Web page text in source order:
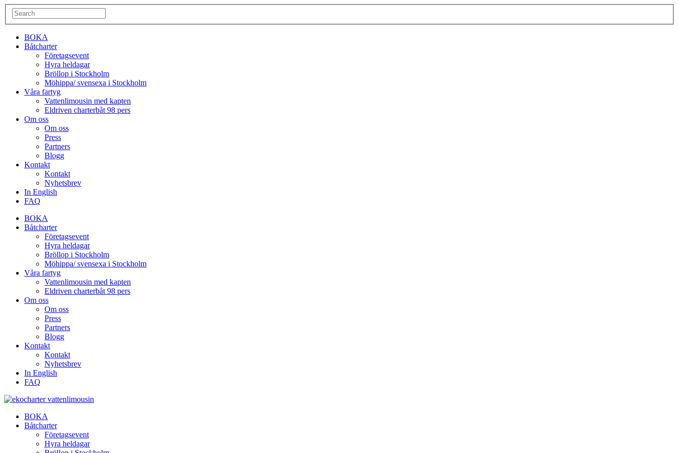
BOKA
Båtcharter
Företagsevent
Hyra heldagar
Bröllop i Stockholm
Möhippa/ svensexa i Stockholm
Våra fartyg
Vattenlimousin med kapten
Eldriven charterbåt 98 pers
Om oss
Om oss
Press
Partners
Blogg
Kontakt
Kontakt
Nyhetsbrev
In English
FAQ
BOKA
Båtcharter
Företagsevent
Hyra heldagar
Bröllop i Stockholm
Möhippa/ svensexa i Stockholm
Våra fartyg
Vattenlimousin med kapten
Eldriven charterbåt 98 pers
Om oss
Om oss
Press
Partners
Blogg
Kontakt
Kontakt
Nyhetsbrev
In English
FAQ
BOKA
Båtcharter
Företagsevent
Hyra heldagar